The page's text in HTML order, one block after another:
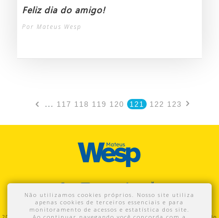
Não utilizamos cookies próprios. Nosso site utiliza
apenas cookies de terceiros essenciais e para
monitoramento de acessos e estatística dos site.
Feliz dia do amigo!
Por Mateus Wesp
... 117 118 119 120 121 122 123